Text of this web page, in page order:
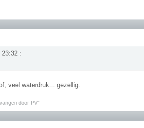
23:32 :
veel waterdruk... gezellig.
door PV"